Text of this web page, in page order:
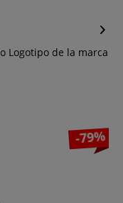
Logotipo de la marca
-79%